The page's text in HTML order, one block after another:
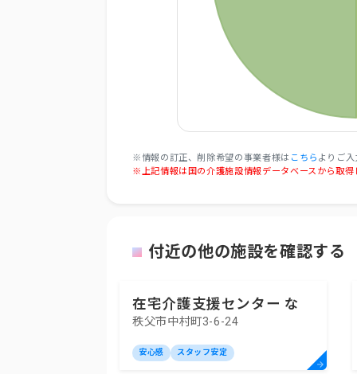
※情報の訂正、削除希望の事業者様は こちら よりご
※上記情報は国の介護施設情報データベースから取得
付近の他の施設を確認する
在宅介護支援センター な
かむら
秩父市中村町3-6-24
安心感 スタッフ安定